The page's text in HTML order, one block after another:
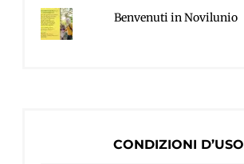
Benvenuti in Novilunio
CONDIZIONI D’USO